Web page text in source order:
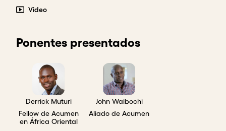
Video
Ponentes presentados
Derrick Muturi
Fellow de Acumen
en África Oriental
John Waibochi
Aliado de Acumen